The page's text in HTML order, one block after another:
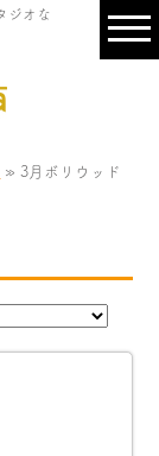
ジオな
» 3月ボリウッド